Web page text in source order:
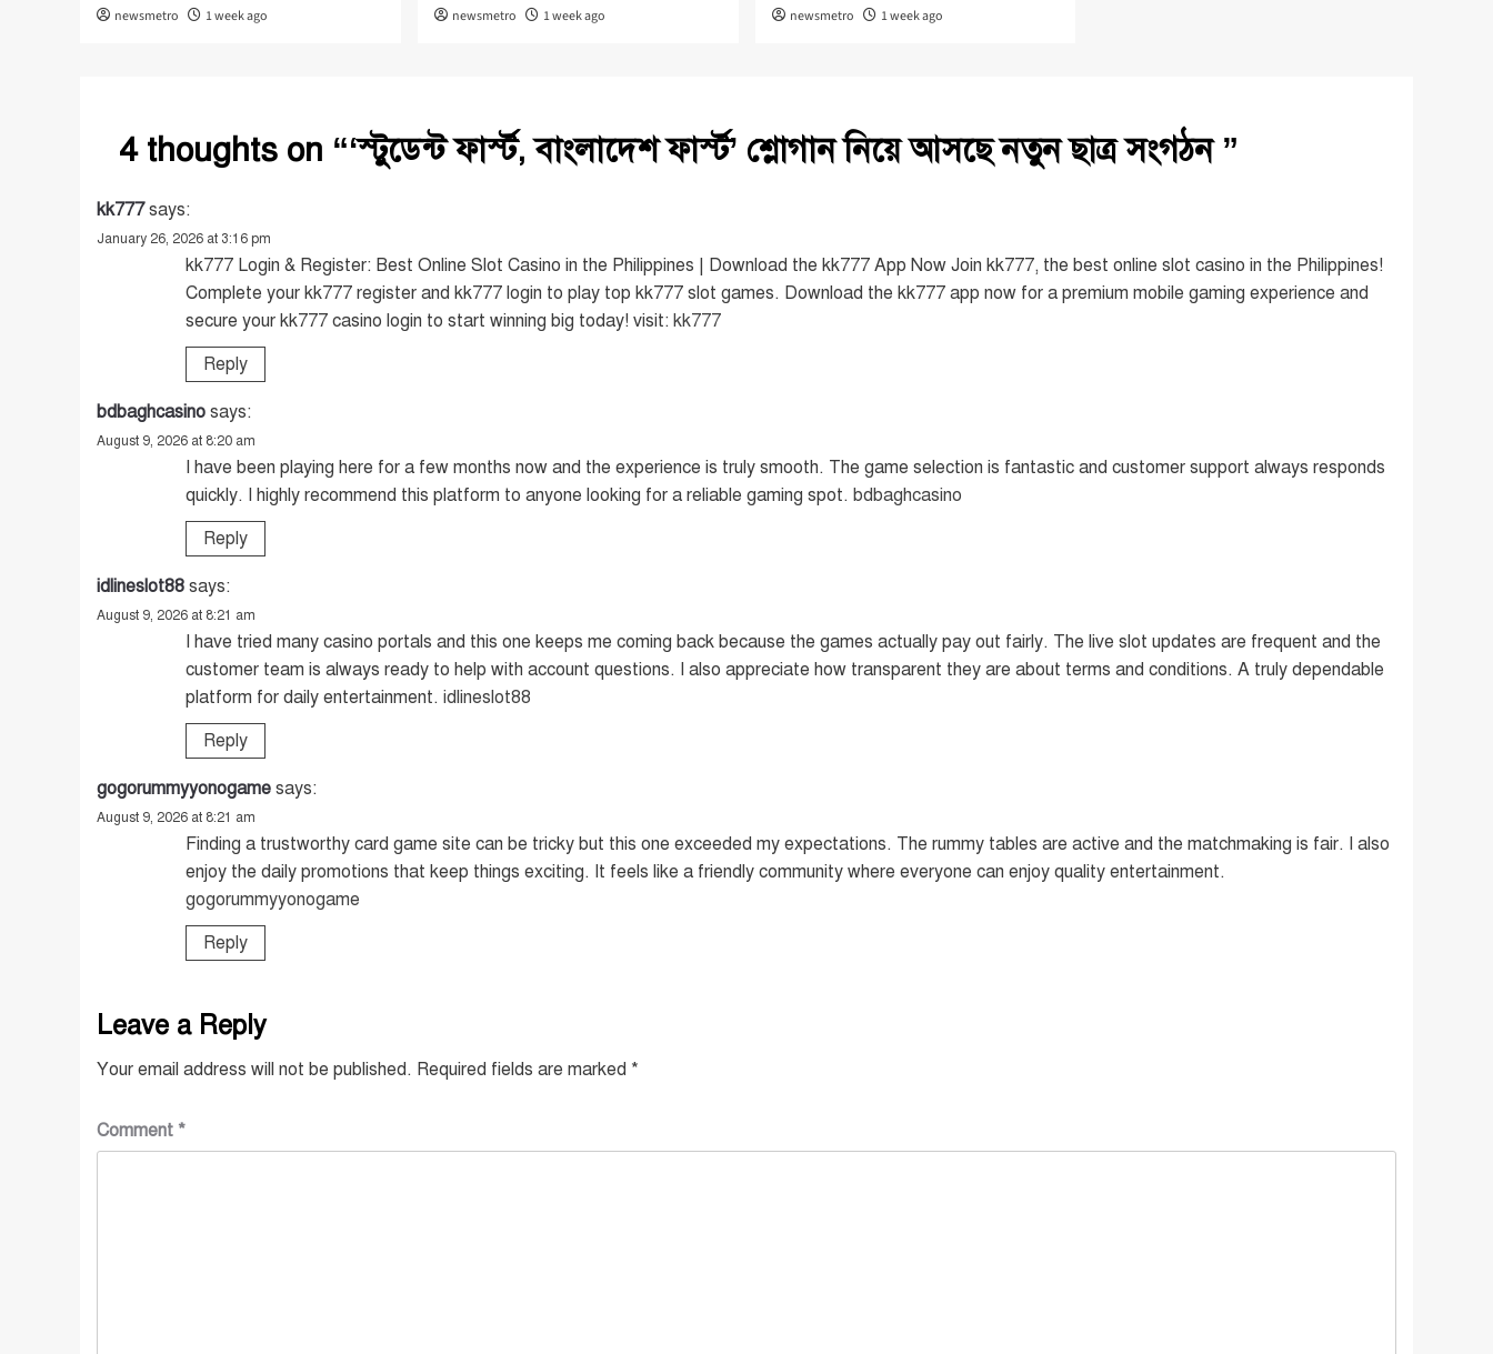
newsmetro 1 week ago newsmetro 1 week ago newsmetro 1 week ago
4 thoughts on “‘স্টুডেন্ট ফার্স্ট, বাংলাদেশ ফার্স্ট’ শ্লোগান নিয়ে আসছে নতুন ছাত্র সংগঠন ”
kk777 says:
January 26, 2026 at 3:16 pm
kk777 Login & Register: Best Online Slot Casino in the Philippines | Download the kk777 App Now Join kk777, the best online slot casino in the Philippines!
Complete your kk777 register and kk777 login to play top kk777 slot games. Download the kk777 app now for a premium mobile gaming experience and
secure your kk777 casino login to start winning big today! visit: kk777
Reply
bdbaghcasino says:
August 9, 2026 at 8:20 am
I have been playing here for a few months now and the experience is truly smooth. The game selection is fantastic and customer support always responds
quickly. I highly recommend this platform to anyone looking for a reliable gaming spot. bdbaghcasino
Reply
idlineslot88 says:
August 9, 2026 at 8:21 am
I have tried many casino portals and this one keeps me coming back because the games actually pay out fairly. The live slot updates are frequent and the
customer team is always ready to help with account questions. I also appreciate how transparent they are about terms and conditions. A truly dependable
platform for daily entertainment. idlineslot88
Reply
gogorummyyonogame says:
August 9, 2026 at 8:21 am
Finding a trustworthy card game site can be tricky but this one exceeded my expectations. The rummy tables are active and the matchmaking is fair. I also
enjoy the daily promotions that keep things exciting. It feels like a friendly community where everyone can enjoy quality entertainment.
gogorummyyonogame
Reply
Leave a Reply
Your email address will not be published. Required fields are marked *
Comment *